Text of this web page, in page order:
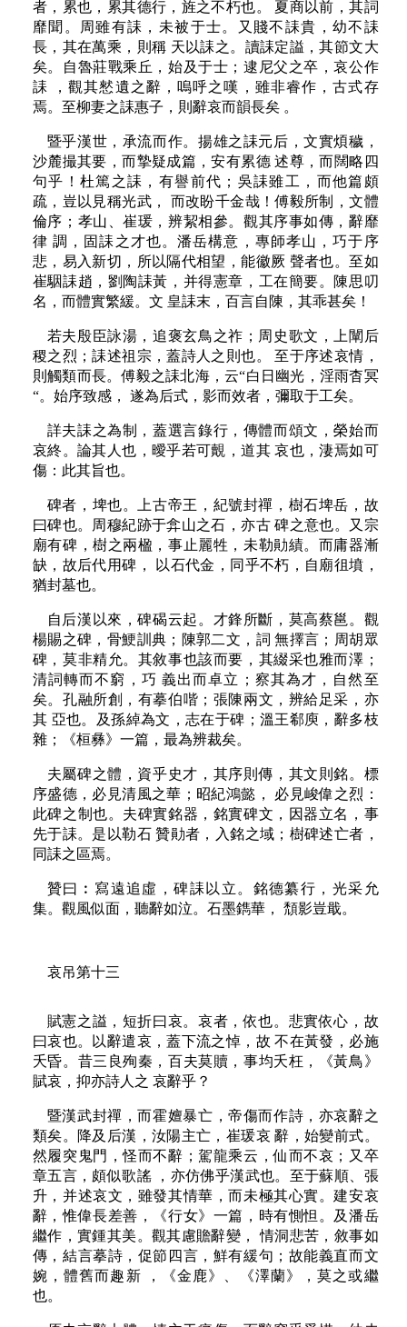
者，累也，累其德行，旌之不朽也。 夏商以前，其詞
靡聞。周雖有誄，未被于士。又賤不誄貴，幼不誄
長，其在萬乘，則稱 天以誄之。讀誄定謚，其節文大
矣。自魯莊戰乘丘，始及于士；逮尼父之卒，哀公作
誄 ，觀其憖遺之辭，嗚呼之嘆，雖非睿作，古式存
焉。至柳妻之誄惠子，則辭哀而韻長矣 。
暨乎漢世，承流而作。揚雄之誄元后，文實煩穢，
沙麓撮其要，而摯疑成篇，安有累德 述尊，而闊略四
句乎！杜篤之誄，有譽前代；吳誄雖工，而他篇頗
疏，豈以見稱光武， 而改盼千金哉！傅毅所制，文體
倫序；孝山、崔瑗，辨絜相參。觀其序事如傳，辭靡
律 調，固誄之才也。潘岳構意，專師孝山，巧于序
悲，易入新切，所以隔代相望，能徽厥 聲者也。至如
崔駰誄趙，劉陶誄黃，并得憲章，工在簡要。陳思叨
名，而體實繁緩。文 皇誄末，百言自陳，其乖甚矣！
若夫殷臣詠湯，追褒玄鳥之祚；周史歌文，上闡后
稷之烈；誄述祖宗，蓋詩人之則也。 至于序述哀情，
則觸類而長。傅毅之誄北海，云“白日幽光，淫雨杳冥
“。始序致感， 遂為后式，影而效者，彌取于工矣。
詳夫誄之為制，蓋選言錄行，傳體而頌文，榮始而
哀終。論其人也，曖乎若可覿，道其 哀也，淒焉如可
傷：此其旨也。
碑者，埤也。上古帝王，紀號封禪，樹石埤岳，故
曰碑也。周穆紀跡于弇山之石，亦古 碑之意也。又宗
廟有碑，樹之兩楹，事止麗牲，未勒勛績。而庸器漸
缺，故后代用碑， 以石代金，同乎不朽，自廟徂墳，
猶封墓也。
自后漢以來，碑碣云起。才鋒所斷，莫高蔡邕。觀
楊賜之碑，骨鯁訓典；陳郭二文，詞 無擇言；周胡眾
碑，莫非精允。其敘事也該而要，其綴采也雅而澤；
清詞轉而不窮，巧 義出而卓立；察其為才，自然至
矣。孔融所創，有摹伯喈；張陳兩文，辨給足采，亦
其 亞也。及孫綽為文，志在于碑；溫王郗庾，辭多枝
雜；《桓彝》一篇，最為辨裁矣。
夫屬碑之體，資乎史才，其序則傳，其文則銘。標
序盛德，必見清風之華；昭紀鴻懿， 必見峻偉之烈：
此碑之制也。夫碑實銘器，銘實碑文，因器立名，事
先于誄。是以勒石 贊勛者，入銘之域；樹碑述亡者，
同誄之區焉。
贊曰︰寫遠追虛，碑誄以立。銘德纂行，光采允
集。觀風似面，聽辭如泣。石墨鐫華， 頹影豈戢。
哀吊第十三
賦憲之謚，短折曰哀。哀者，依也。悲實依心，故
曰哀也。以辭遣哀，蓋下流之悼，故 不在黃發，必施
夭昏。昔三良殉秦，百夫莫贖，事均夭枉，《黃鳥》
賦哀，抑亦詩人之 哀辭乎？
暨漢武封禪，而霍嬗暴亡，帝傷而作詩，亦哀辭之
類矣。降及后漢，汝陽主亡，崔瑗哀 辭，始變前式。
然履突鬼門，怪而不辭；駕龍乘云，仙而不哀；又卒
章五言，頗似歌謠 ，亦仿佛乎漢武也。至于蘇順、張
升，并述哀文，雖發其情華，而未極其心實。建安哀
辭，惟偉長差善，《行女》一篇，時有惻怛。及潘岳
繼作，實鍾其美。觀其慮贍辭變， 情洞悲苦，敘事如
傳，結言摹詩，促節四言，鮮有緩句；故能義直而文
婉，體舊而趣新 ，《金鹿》、《澤蘭》，莫之或繼
也。